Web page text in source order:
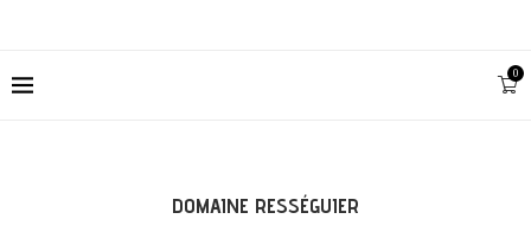
0
DOMAINE RESSÉGUIER